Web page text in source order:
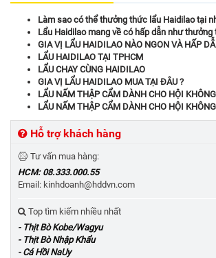
Làm sao có thể thưởng thức lẩu Haidilao tại
Lẩu Haidilao mang về có hấp dẫn như thưởng
GIA VỊ LẨU HAIDILAO NÀO NGON VÀ HẤP
LẨU HAIDILAO TẠI TPHCM
LẨU CHAY CÙNG HAIDILAO
GIA VỊ LẨU HAIDILAO MUA TẠI ĐÂU ?
LẨU NẤM THẬP CẨM DÀNH CHO HỘI
LẨU NẤM THẬP CẨM DÀNH CHO HỘI
Hỗ trợ khách hàng
Tư vấn mua hàng:
HCM: 08.333.000.55
Email: kinhdoanh@hddvn.com
Top tìm kiếm nhiều nhất
- Thịt Bò Kobe/Wagyu
- Thịt Bò Nhập Khẩu
- Cá Hồi NaUy